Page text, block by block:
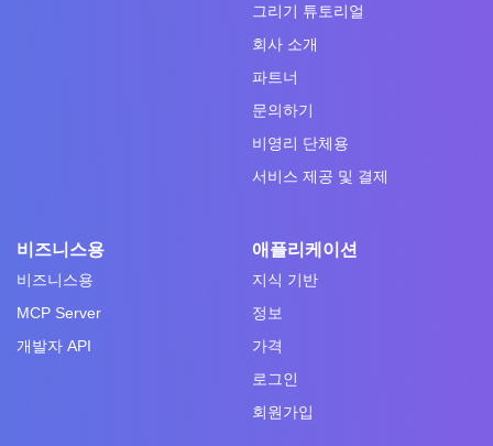
그리기 튜토리얼
회사 소개
파트너
문의하기
비영리 단체용
서비스 제공 및 결제
비즈니스용
비즈니스용
MCP Server
개발자 API
애플리케이션
지식 기반
정보
가격
로그인
회원가입